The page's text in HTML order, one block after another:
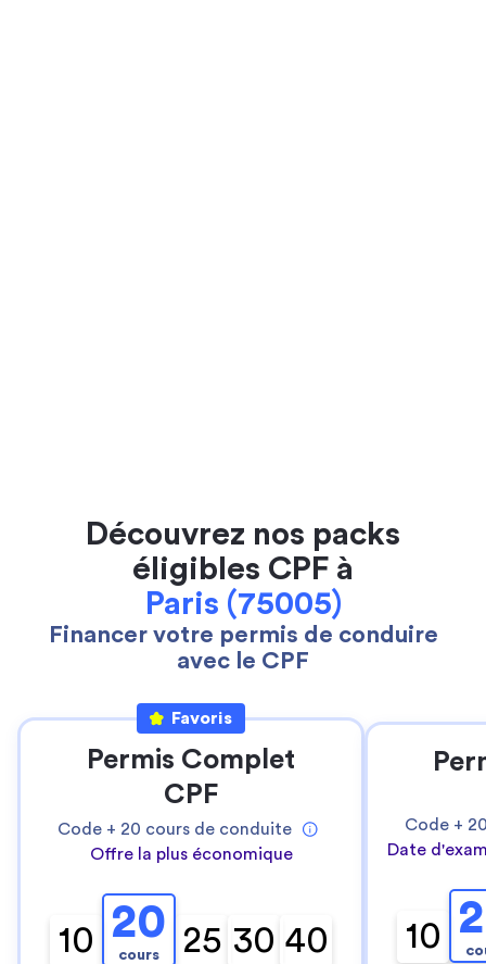
Découvrez nos packs
éligibles CPF à
Paris (75005)
Financer votre permis de conduire
avec le CPF
Favoris
Permis Complet
CPF
Code + 20 cours de conduite
Offre la plus économique
10 20
cours 25 30 40
Code +
Date
10